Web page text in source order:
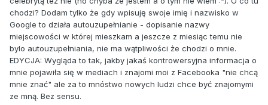
chodzi? Dodam tylko że gdy wpisuję swoje imię i nazwisko w
Google to działa autouzupełnianie - dopisanie nazwy
miejscowości w której mieszkam a jeszcze z miesiąc temu nie
bylo autouzupełniania, nie ma wątpliwości że chodzi o mnie.
EDYCJA: Wygląda to tak, jakby jakaś kontrowersyjna informacja o
mnie pojawiła się w mediach i znajomi moi z Facebooka "nie chcą
mnie znać" ale za to mnóstwo nowych ludzi chce być znajomymi
ze mną. Bez sensu.